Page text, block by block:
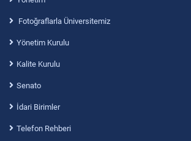
Fotoğraflarla Üniversitemiz
Yönetim Kurulu
Kalite Kurulu
Senato
İdari Birimler
Telefon Rehberi